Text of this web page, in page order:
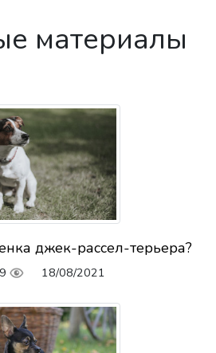
материалы
джек-рассел-терьера?
18/08/2021